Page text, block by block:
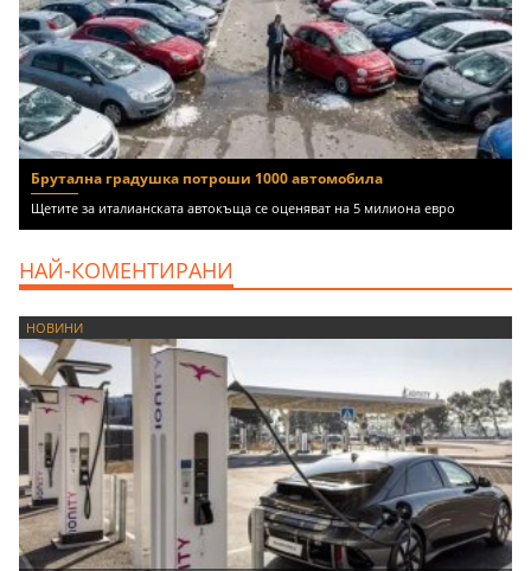
Брутална градушка потроши 1000 автомобила
Щетите за италианската автокъща се оценяват на 5 милиона евро
НАЙ-КОМЕНТИРАНИ
НОВИНИ